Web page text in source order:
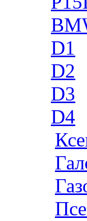
D1
D2
D3
D4